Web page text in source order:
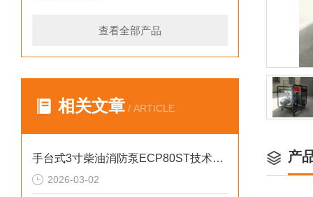
查看全部产品
相关文章 / ARTICLE
手台式3寸柴油消防泵ECP80ST技术参数
2026-03-02
产